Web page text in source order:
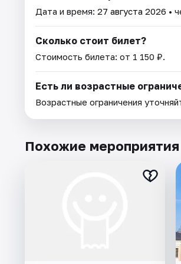
Дата и время: 27 августа 2026 •
Сколько стоит билет?
Стоимость билета: от 1 150 ₽.
Есть ли возрастные
Возрастные ограничения
Похожие мероприятия